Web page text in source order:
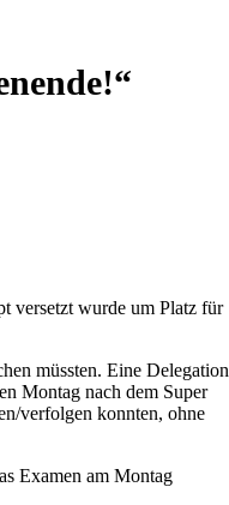
versetzt wurde um Platz für
müssten. Eine Delegation
Montag nach dem Super
verfolgen konnten, ohne
Examen am Montag